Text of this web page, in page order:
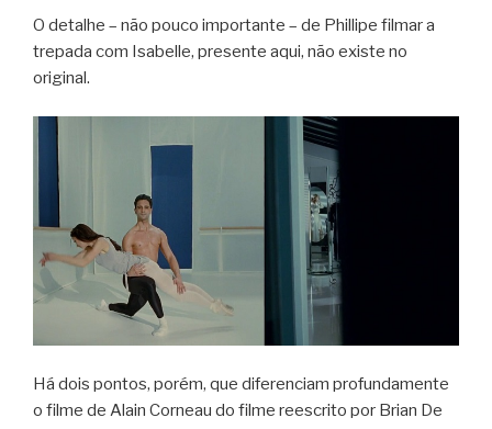
O detalhe – não pouco importante – de Phillipe filmar a
trepada com Isabelle, presente aqui, não existe no
original.
Há dois pontos, porém, que diferenciam profundamente
o filme de Alain Corneau do filme reescrito por Brian De